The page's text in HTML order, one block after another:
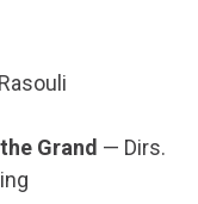
Grand — Dirs.